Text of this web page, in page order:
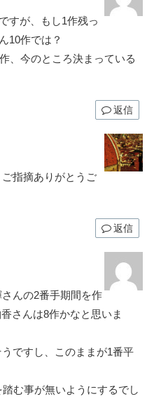
すが、もし1作残っ
10作では？
、今のところ決まっている
返信
指摘ありがとうご
返信
んの2番手期間を作
さんは8作かなと思いま
ですし、このままが1番平
む事が無いようにするでし